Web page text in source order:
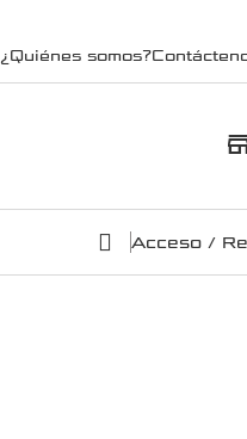
¿Quiénes somos?
Acceso /